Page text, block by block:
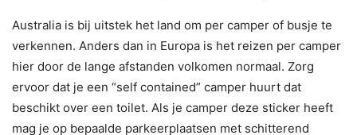
Australia is bij uitstek het land om per camper of busje te
verkennen. Anders dan in Europa is het reizen per camper
hier door de lange afstanden volkomen normaal. Zorg
ervoor dat je een “self contained” camper huurt dat
beschikt over een toilet. Als je camper deze sticker heeft
mag je op bepaalde parkeerplaatsen met schitterend